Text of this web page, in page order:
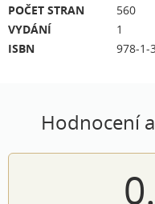
POČET STRAN
560
VYDÁNÍ
1
ISBN
978-1-
Hodnocení